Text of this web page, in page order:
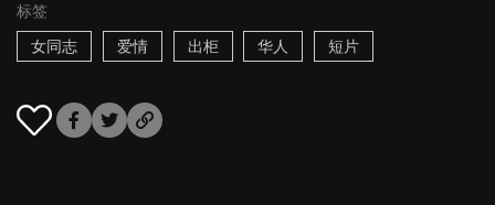
标签
女同志
爱情 出柜 华人 短片